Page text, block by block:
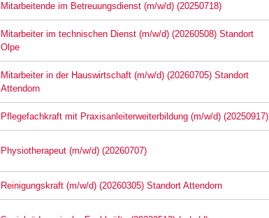
Mitarbeitende im Betreuungsdienst (m/w/d) (20250718)
Mitarbeiter im technischen Dienst (m/w/d) (20260508) Standort
Olpe
Mitarbeiter in der Hauswirtschaft (m/w/d) (20260705) Standort
Attendorn
Pflegefachkraft mit Praxisanleiterweiterbildung (m/w/d) (20250917)
Physiotherapeut (m/w/d) (20260707)
Reinigungskraft (m/w/d) (20260305) Standort Attendorn